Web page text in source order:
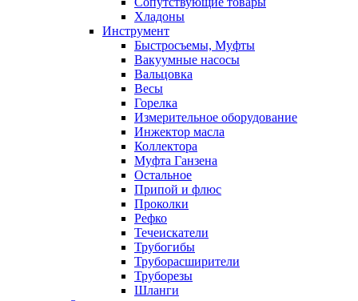
Хладоны
Инструмент
Быстросъемы, Муфты
Вакуумные насосы
Вальцовка
Весы
Горелка
Измерительное оборудование
Инжектор масла
Коллектора
Муфта Ганзена
Остальное
Припой и флюс
Проколки
Рефко
Течеискатели
Трубогибы
Труборасширители
Труборезы
Шланги